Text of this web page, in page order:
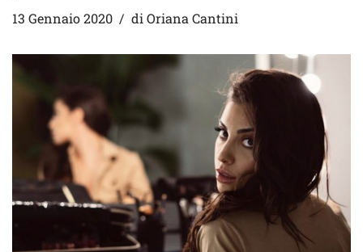
13 Gennaio 2020 diOriana Cantini